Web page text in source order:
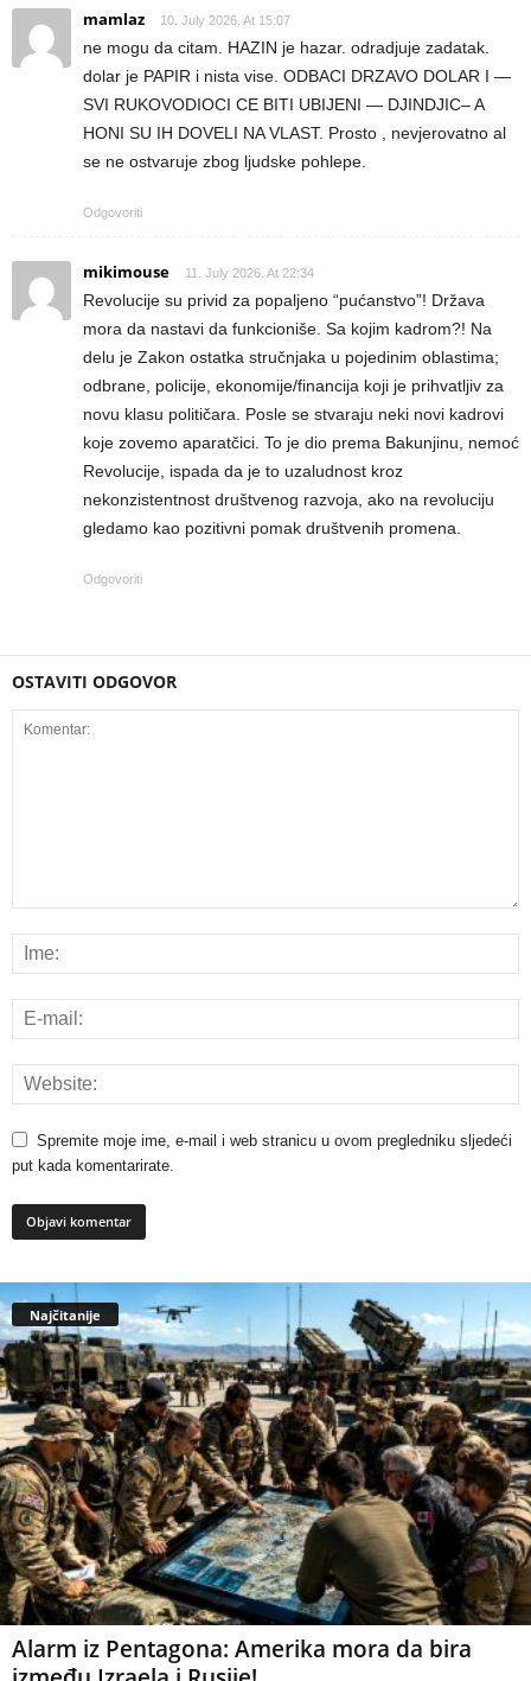
mamlaz 10. July 2026. At 15:07
ne mogu da citam. HAZIN je hazar. odradjuje zadatak.
dolar je PAPIR i nista vise. ODBACI DRZAVO DOLAR I —
SVI RUKOVODIOCI CE BITI UBIJENI — DJINDJIC– A
HONI SU IH DOVELI NA VLAST. Prosto , nevjerovatno al
se ne ostvaruje zbog ljudske pohlepe.
Odgovoriti
mikimouse 11. July 2026. At 22:34
Revolucije su privid za popaljeno “pućanstvo”! Država
mora da nastavi da funkcioniše. Sa kojim kadrom?! Na
delu je Zakon ostatka stručnjaka u pojedinim oblastima;
odbrane, policije, ekonomije/financija koji je prihvatljiv za
novu klasu političara. Posle se stvaraju neki novi kadrovi
koje zovemo aparatčici. To je dio prema Bakunjinu, nemoć
Revolucije, ispada da je to uzaludnost kroz
nekonzistentnost društvenog razvoja, ako na revoluciju
gledamo kao pozitivni pomak društvenih promena.
Odgovoriti
OSTAVITI ODGOVOR
Spremite moje ime, e-mail i web stranicu u ovom pregledniku sljedeći
put kada komentarirate.
Najčitanije
Alarm iz Pentagona: Amerika mora da bira